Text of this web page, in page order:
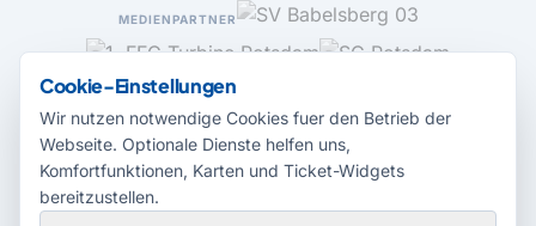
MEDIENPARTNER
Cookie-Einstellungen
Wir nutzen notwendige Cookies fuer den Betrieb der
Webseite. Optionale Dienste helfen uns,
Komfortfunktionen, Karten und Ticket-Widgets
bereitzustellen.